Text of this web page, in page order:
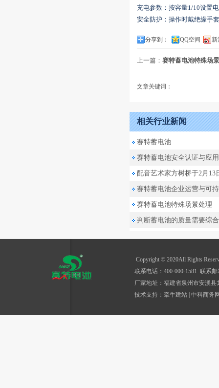
充电参数‌：按容量1/10设置
安全防护‌：操作时戴绝缘手
分享到： QQ空间 新
上一篇： 赛特蓄电池特殊场
文章关键词：
相关行业新闻
赛特蓄电池
赛特蓄电池安全认证与应
配音艺术家‌方树桥‌于2月13
赛特蓄电池‌企业运营与可
赛特蓄电池特殊场景处理
判断蓄电池的质量需要综
Copyright © 2020All Rights
联系电话：400-000-1581 联系邮
厂家地址：福建省泉州市安溪县
技术支持： 牵牛建站 | 中科商务